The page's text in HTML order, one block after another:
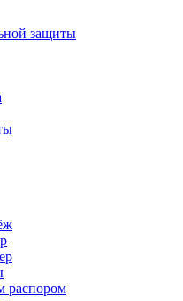
защиты
распором